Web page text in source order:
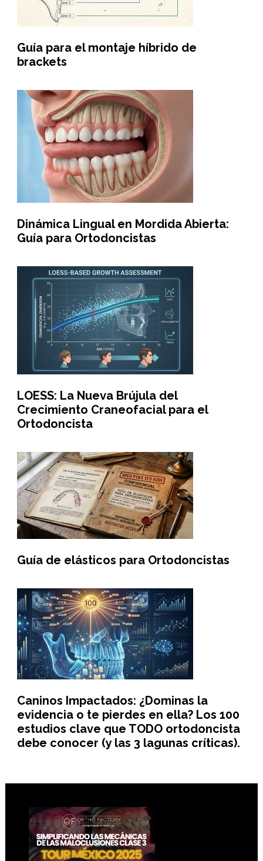
Guía para el montaje híbrido de
brackets
Dinámica Lingual en Mordida Abierta:
Guía para Ortodoncistas
LOESS: La Nueva Brújula del
Crecimiento Craneofacial para el
Ortodoncista
Guía de elásticos para Ortodoncistas
Caninos Impactados: ¿Dominas la
evidencia o te pierdes en ella? Los 100
estudios clave que TODO ortodoncista
debe conocer (y las 3 lagunas críticas).
Footer